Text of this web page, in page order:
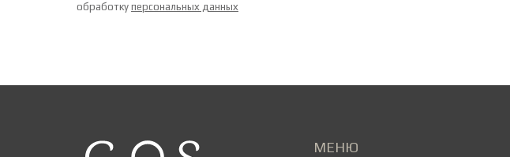
обработку персональных данных
МЕНЮ